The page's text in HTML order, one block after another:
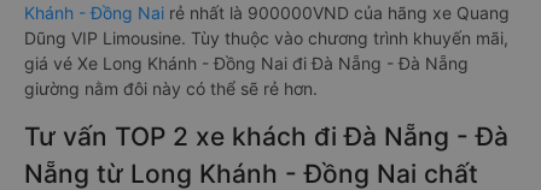
Khánh - Đồng Nai rẻ nhất là 900000VND của hãng xe Quang
Dũng VIP Limousine. Tùy thuộc vào chương trình khuyến mãi,
giá vé Xe Long Khánh - Đồng Nai đi Đà Nẵng - Đà Nẵng
giường nằm đôi này có thể sẽ rẻ hơn.
Tư vấn TOP 2 xe khách đi Đà Nẵng - Đà
Nẵng từ Long Khánh - Đồng Nai chất